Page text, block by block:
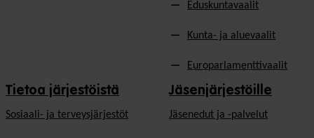
Eduskuntavaalit
Kunta- ja aluevaalit
Europarlamenttivaalit
Tietoa järjestöistä
Sosiaali- ja terveysjärjestöt
Jäsenjärjestöille
Jäsen­edut ja -palvelut